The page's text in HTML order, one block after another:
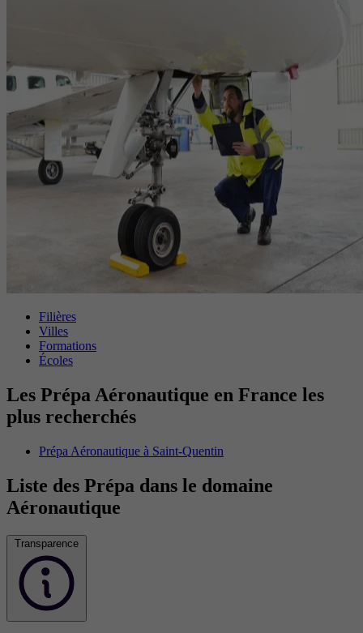
Filières
Villes
Formations
Écoles
Les Prépa Aéronautique en France les
plus recherchés
Prépa Aéronautique à Saint-Quentin
Liste des Prépa dans le domaine
Aéronautique
Transparence